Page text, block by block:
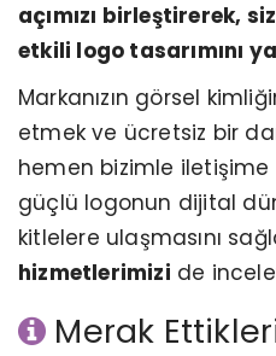
açımızı birleştirerek,
etkili logo tasarımını
Markanızın görsel
etmek ve ücretsiz bir
hemen bizimle
güçlü logonun dijital
kitlelere ulaşmasını
hizmetlerimizi de
Merak